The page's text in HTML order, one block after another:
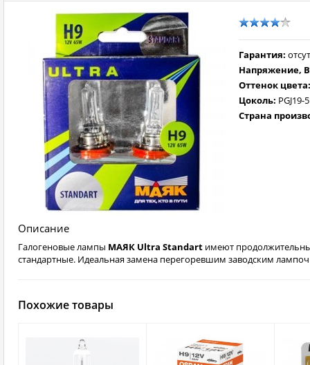
Гарантия:
Напряжение,
Оттенок
Цоколь: PGJ19-5
Страна
Описание
Галогеновые лампы МАЯК Ultra Standart имеют
стандартные. Идеальная замена перегоревшим заводским
Похожие товары